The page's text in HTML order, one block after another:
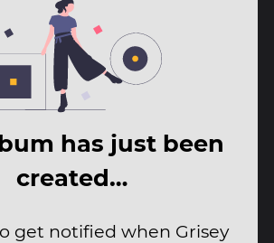
has just been
created…
get notified when Grisey